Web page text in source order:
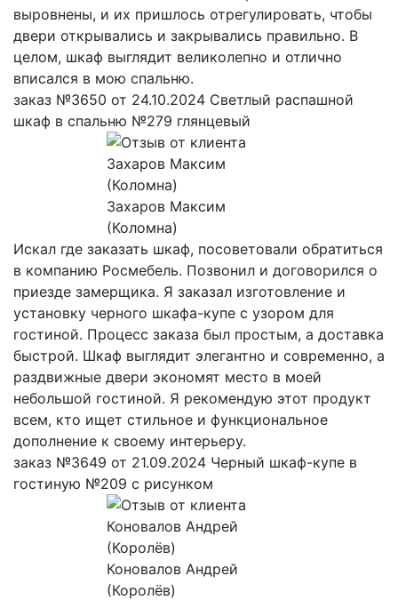
выровнены, и их пришлось отрегулировать, чтобы
двери открывались и закрывались правильно. В
целом, шкаф выглядит великолепно и отлично
вписался в мою спальню.
заказ №3650 от 24.10.2024 Светлый распашной
шкаф в спальню №279 глянцевый
Захаров Максим
(Коломна)
Искал где заказать шкаф, посоветовали обратиться
в компанию Росмебель. Позвонил и договорился о
приезде замерщика. Я заказал изготовление и
установку черного шкафа-купе с узором для
гостиной. Процесс заказа был простым, а доставка
быстрой. Шкаф выглядит элегантно и современно, а
раздвижные двери экономят место в моей
небольшой гостиной. Я рекомендую этот продукт
всем, кто ищет стильное и функциональное
дополнение к своему интерьеру.
заказ №3649 от 21.09.2024 Черный шкаф-купе в
гостиную №209 с рисунком
Коновалов Андрей
(Королёв)